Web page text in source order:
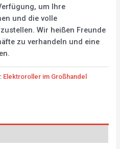
um Ihre
und die volle
Wir heißen Freunde
zu verhandeln und eine
Elektroroller im Großhandel